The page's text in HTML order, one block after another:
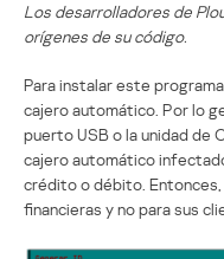
Los desarrolladores de
orígenes de su código.
Para instalar este
cajero automático. Por lo
puerto USB o la unidad de
cajero automático
crédito o débito.
financieras y no para sus